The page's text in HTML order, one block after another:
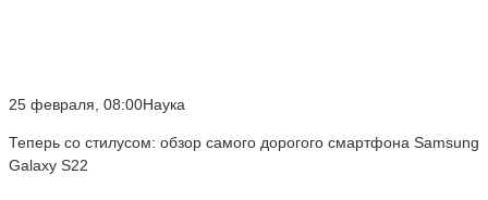
25 февраля, 08:00Наука
Теперь со стилусом: обзор самого дорогого смартфона Samsung
Galaxy S22